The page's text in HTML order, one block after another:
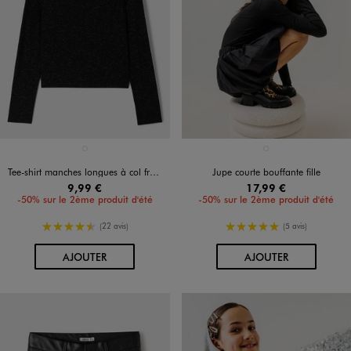
Tee-shirt manches longues à col froncé fantaisie fille
9,99 €
-50% sur le 2ème produit d'été
4.5/5 de moyenne
(22 avis)
AJOUTERAU PANIER
Jupe courte bouffante fille
17,99 €
-50% sur le 2ème produit d'été
5/5 de moyenne
(5 avis)
AJOUTERAU PANIER